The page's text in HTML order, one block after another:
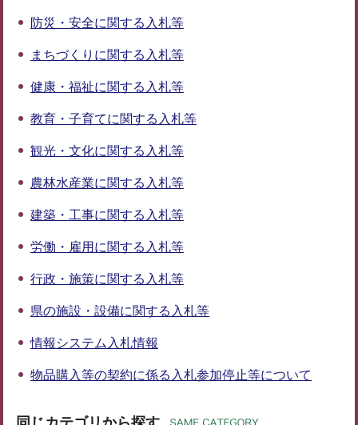
防災・安全に関する入札等
まちづくりに関する入札等
健康・福祉に関する入札等
教育・子育てに関する入札等
観光・文化に関する入札等
農林水産業に関する入札等
建築・工事に関する入札等
労働・雇用に関する入札等
行政・施策に関する入札等
県の施設・設備に関する入札等
情報システム入札情報
物品購入等の契約に係る入札参加停止等について